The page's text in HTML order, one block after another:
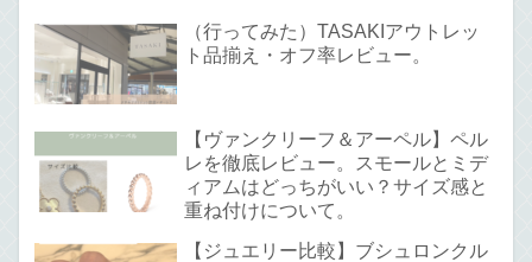
（行ってみた）TASAKIアウトレッ
ト品揃え・オフ率レビュー。
【ヴァンクリーフ＆アーペル】ペル
レを徹底レビュー。スモールとミデ
ィアムはどっちがいい？サイズ感と
重ね付けについて。
【ジュエリー比較】ブシュロンクル